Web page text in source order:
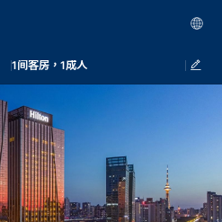
1间客房，1成人